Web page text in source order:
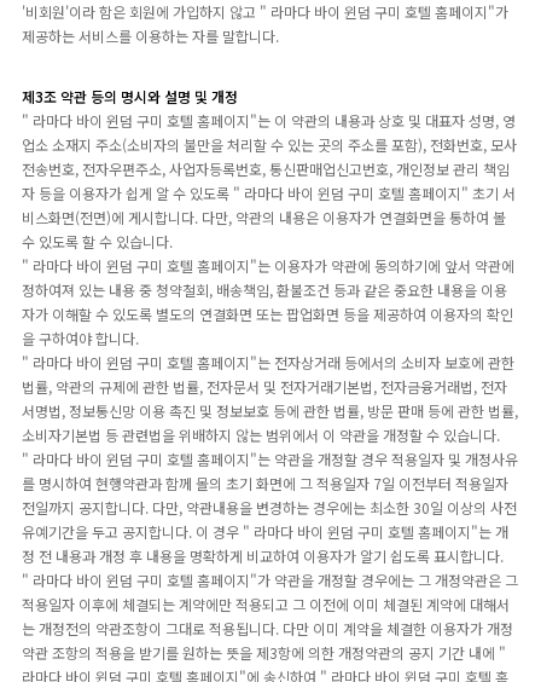
'비회원'이라 함은 회원에 가입하지 않고 " 라마다 바이 윈덤 구미 호텔 홈페이지"가
제공하는 서비스를 이용하는 자를 말합니다.
제3조 약관 등의 명시와 설명 및 개정
" 라마다 바이 윈덤 구미 호텔 홈페이지"는 이 약관의 내용과 상호 및 대표자 성명, 영
업소 소재지 주소(소비자의 불만을 처리할 수 있는 곳의 주소를 포함), 전화번호, 모사
전송번호, 전자우편주소, 사업자등록번호, 통신판매업신고번호, 개인정보 관리 책임
자 등을 이용자가 쉽게 알 수 있도록 " 라마다 바이 윈덤 구미 호텔 홈페이지" 초기 서
비스화면(전면)에 게시합니다. 다만, 약관의 내용은 이용자가 연결화면을 통하여 볼
수 있도록 할 수 있습니다.
" 라마다 바이 윈덤 구미 호텔 홈페이지"는 이용자가 약관에 동의하기에 앞서 약관에
정하여져 있는 내용 중 청약철회, 배송책임, 환불조건 등과 같은 중요한 내용을 이용
자가 이해할 수 있도록 별도의 연결화면 또는 팝업화면 등을 제공하여 이용자의 확인
을 구하여야 합니다.
" 라마다 바이 윈덤 구미 호텔 홈페이지"는 전자상거래 등에서의 소비자 보호에 관한
법률, 약관의 규제에 관한 법률, 전자문서 및 전자거래기본법, 전자금융거래법, 전자
서명법, 정보통신망 이용 촉진 및 정보보호 등에 관한 법률, 방문 판매 등에 관한 법률,
소비자기본법 등 관련법을 위배하지 않는 범위에서 이 약관을 개정할 수 있습니다.
" 라마다 바이 윈덤 구미 호텔 홈페이지"는 약관을 개정할 경우 적용일자 및 개정사유
를 명시하여 현행약관과 함께 몰의 초기 화면에 그 적용일자 7일 이전부터 적용일자
전일까지 공지합니다. 다만, 약관내용을 변경하는 경우에는 최소한 30일 이상의 사전
유예기간을 두고 공지합니다. 이 경우 " 라마다 바이 윈덤 구미 호텔 홈페이지"는 개
정 전 내용과 개정 후 내용을 명확하게 비교하여 이용자가 알기 쉽도록 표시합니다.
" 라마다 바이 윈덤 구미 호텔 홈페이지"가 약관을 개정할 경우에는 그 개정약관은 그
적용일자 이후에 체결되는 계약에만 적용되고 그 이전에 이미 체결된 계약에 대해서
는 개정전의 약관조항이 그대로 적용됩니다. 다만 이미 계약을 체결한 이용자가 개정
약관 조항의 적용을 받기를 원하는 뜻을 제3항에 의한 개정약관의 공지 기간 내에 "
라마다 바이 윈덤 구미 호텔 홈페이지"에 송신하여 " 라마다 바이 윈덤 구미 호텔 홈